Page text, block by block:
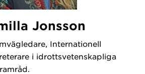
Jonsson
Internationell
i idrottsvetenskapliga